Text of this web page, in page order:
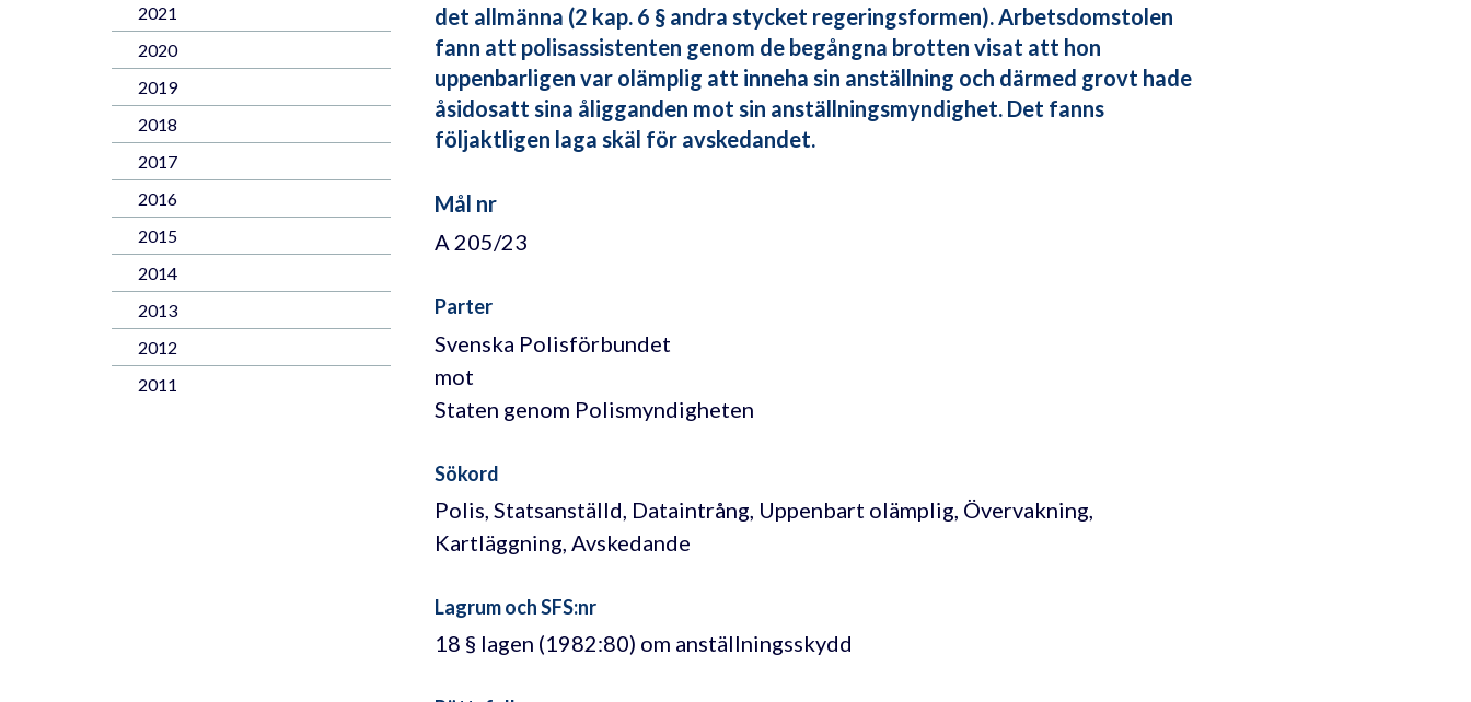
2021
2020
2019
2018
2017
2016
2015
2014
2013
2012
2011
det allmänna (2 kap. 6 § andra stycket regeringsformen). Arbetsdomstolen
fann att polisassistenten genom de begångna brotten visat att hon
uppenbarligen var olämplig att inneha sin anställning och därmed grovt hade
åsidosatt sina åligganden mot sin anställningsmyndighet. Det fanns
följaktligen laga skäl för avskedandet.
Mål nr
A 205/23
Parter
Svenska Polisförbundet
mot
Staten genom Polismyndigheten
Sökord
Polis, Statsanställd, Dataintrång, Uppenbart olämplig, Övervakning,
Kartläggning, Avskedande
Lagrum och SFS:nr
18 § lagen (1982:80) om anställningsskydd